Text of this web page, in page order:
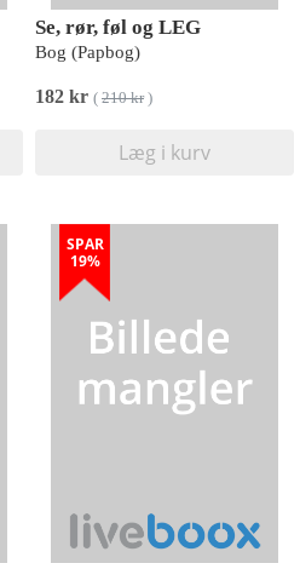
Se, rør, føl og LEG
Bog (Papbog)
182 kr ( 210 kr)
Læg i kurv
SPAR
19%